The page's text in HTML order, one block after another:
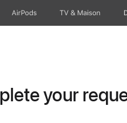
AirPods TV & Maison
your